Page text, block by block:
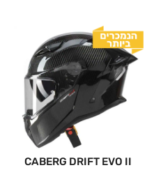
CABERG DRIFT EVO II